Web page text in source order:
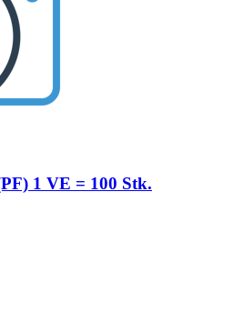
1 VE = 100 Stk.